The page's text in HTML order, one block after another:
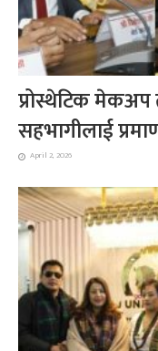
प्रोस्थेटिक मेकअप
सहभागीलाई
April 2, 2026